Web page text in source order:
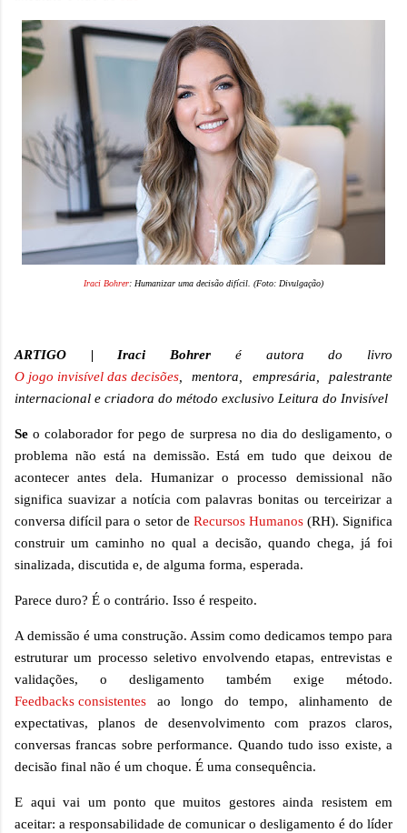
Iraci Bohrer: Humanizar uma decisão difícil. (Foto: Divulgação)
ARTIGO | IraciBohrer é autora do livro
O jogo invisível das decisões, mentora, empresária, palestrante
internacional e criadora do método exclusivo Leitura do Invisível
Se o colaborador for pego de surpresa no dia do desligamento, o
problema não está na demissão. Está em tudo que deixou de
acontecer antes dela. Humanizar o processo demissionalnão
significa suavizar a notícia com palavras bonitas ou terceirizar a
conversa difícil para o setor de Recursos Humanos(RH). Significa
construir um caminho no qual a decisão, quando chega, já foi
sinalizada, discutida e, de alguma forma, esperada.
Parece duro? É o contrário. Isso é respeito.
A demissão é uma construção. Assim como dedicamos tempo para
estruturar um processo seletivo envolvendo etapas, entrevistas e
validações, o desligamento também exige método.
Feedbacks consistentes ao longo do tempo, alinhamento de
expectativas, planos de desenvolvimento com prazos claros,
conversas francas sobre performance. Quando tudo isso existe, a
decisão final não é um choque. É uma consequência.
E aqui vai um ponto que muitos gestores ainda resistem em
aceitar: a responsabilidade de comunicar o desligamento é do líder